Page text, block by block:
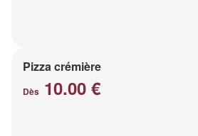
Pizza crémière
Dès 10.00 €